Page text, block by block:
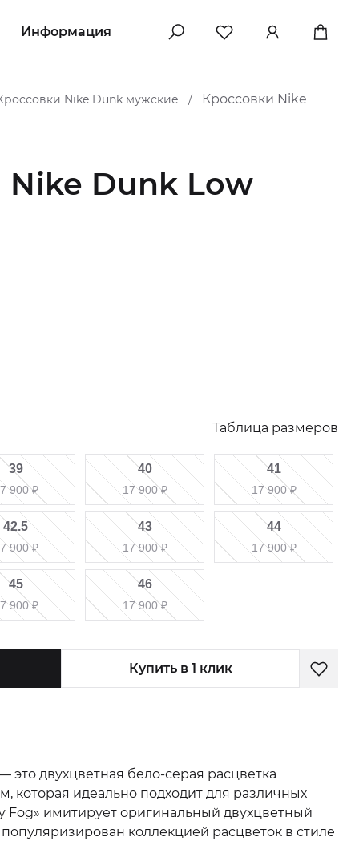
Информация
Nike Dunk мужские /
Кроссовки Nike
Nike Dunk Low
Таблица размеров
39
900₽
40
17 900₽
41
17 900₽
42.5
900₽
43
17 900₽
44
17 900₽
45
900₽
46
17 900₽
Купить в 1 клик
это двухцветная бело-серая расцветка
которая идеально подходит для различных
Fog» имитирует оригинальный двухцветный
коллекцией расцветок в стиле